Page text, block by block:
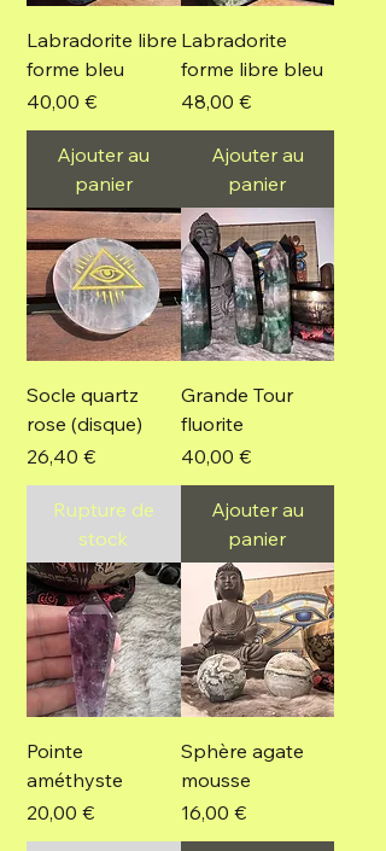
Labradorite libre
forme bleu
Prix
40,00 €
Ajouter au
panier
Labradorite
forme libre bleu
Prix
48,00 €
Ajouter au
panier
Socle quartz
rose (disque)
Prix
26,40 €
Rupture de
stock
Grande Tour
fluorite
Prix
40,00 €
Ajouter au
panier
Pointe
améthyste
Prix
20,00 €
Sphère agate
mousse
Prix
16,00 €